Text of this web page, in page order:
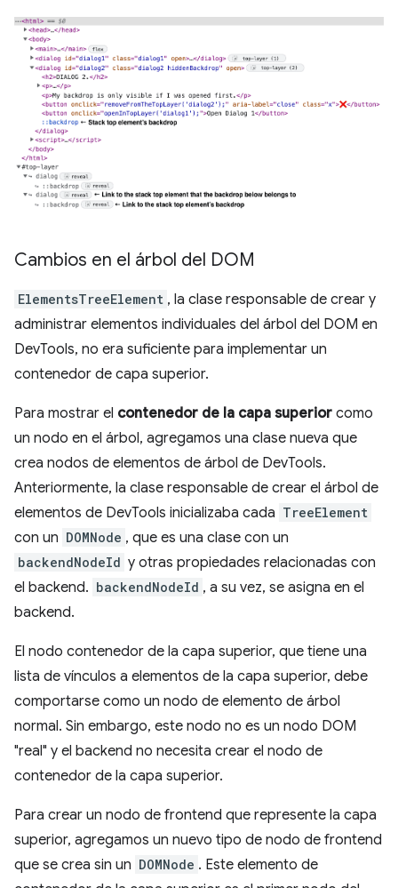
Cambios en el árbol del DOM
ElementsTreeElement , la clase responsable de crear y
administrar elementos individuales del árbol del DOM en
DevTools, no era suficiente para implementar un
contenedor de capa superior.
Para mostrar el contenedor de la capa superior como
un nodo en el árbol, agregamos una clase nueva que
crea nodos de elementos de árbol de DevTools.
Anteriormente, la clase responsable de crear el árbol de
elementos de DevTools inicializaba cada TreeElement
con un DOMNode , que es una clase con un
backendNodeId y otras propiedades relacionadas con
el backend. backendNodeId , a su vez, se asigna en el
backend.
El nodo contenedor de la capa superior, que tiene una
lista de vínculos a elementos de la capa superior, debe
comportarse como un nodo de elemento de árbol
normal. Sin embargo, este nodo no es un nodo DOM
"real" y el backend no necesita crear el nodo de
contenedor de la capa superior.
Para crear un nodo de frontend que represente la capa
superior, agregamos un nuevo tipo de nodo de frontend
que se crea sin un DOMNode . Este elemento de